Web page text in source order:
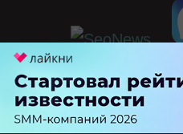
ПЕРЕЙТИ НА
© SEOnews.ru Все